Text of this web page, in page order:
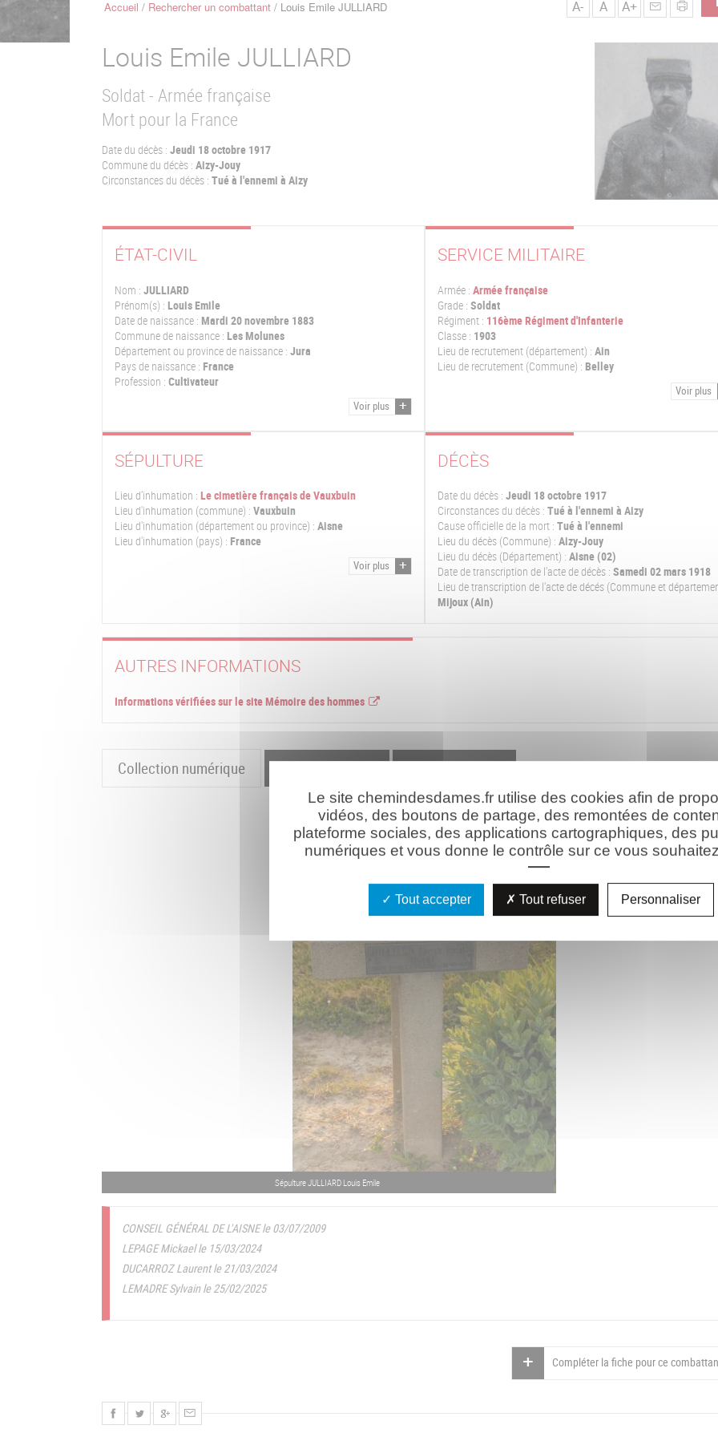
FilAccueil Rechercher un combattant Louis Emile JULLIARD A- A A+
Louis Emile JULLIARD
Soldat - Armée française
Mort pour la France
Date du décès : Jeudi 18 octobre 1917
Commune du décès : Aizy-Jouy
Circonstances du décès : Tué à l'ennemi à Aizy
ÉTAT-CIVIL
Nom : JULLIARD
Prénom(s) : Louis Emile
Date de naissance : Mardi 20 novembre 1883
Commune de naissance : Les Molunes
Département ou province de naissance : Jura
Pays de naissance : France
Profession : Cultivateur
Voir plus
SERVICE MILITAIRE
Armée : Armée française
Grade : Soldat
Régiment : 116ème Régiment d'Infanterie
Classe : 1903
Lieu de recrutement (département) : Ain
Lieu de recrutement (Commune) : Belley
Voir plus
SÉPULTURE
Lieu d'inhumation : Le cimetière français de Vauxbuin
Lieu d'inhumation (commune) : Vauxbuin
Lieu d'inhumation (département ou province) : Aisne
Lieu d'inhumation (pays) : France
Voir plus
DÉCÈS
Date du décès : Jeudi 18 octobre 1917
Circonstances du décès : Tué à l'ennemi à Aizy
Cause officielle de la mort : Tué à l'ennemi
Lieu du décès (Commune) : Aizy-Jouy
Lieu du décès (Département) : Aisne (02)
Date de transcription de l'acte de décès : Samedi 02 mars 1918
Lieu de transcription de l'acte de décés (Commune et
Mijoux (Ain)
AUTRES INFORMATIONS
Informations vérifiées sur le site Mémoire des hommes
Collection numérique La cartographie Les ressources
Sépulture JULLIARD Louis Emile
CONSEIL GÉNÉRAL DE L'AISNE le 03/07/2009
LEPAGE Mickael le 15/03/2024
DUCARROZ Laurent le 21/03/2024
LEMADRE Sylvain le 25/02/2025
Compléter la fiche pour ce
Le site chemindesdames.fr utilise des cookies afin de
vidéos, des boutons de partage, des remontées de
plateforme sociales, des applications cartographiques, des
numériques et vous donne le contrôle sur ce vous
Tout accepter Tout refuser Personnaliser